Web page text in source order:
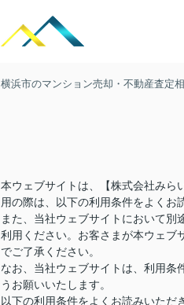
横浜市のマンション売却・不動産査定
本ウェブサイトは、【株式会社みら
用の際は、以下の利用条件をよくお
また、当社ウェブサイトにおいて
利用ください。お客さまが本ウェブ
でご了承ください。
なお、当社ウェブサイトは、利用条
うお願いいたします。
以下の利用条件をよくお読みいただ